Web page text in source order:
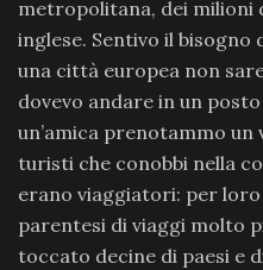
metropolitana, dei milioni
inglese. Sentivo il bisogno
una città europea non
dovevo andare in un
un’amica prenotammo
turisti che conobbi nella
erano viaggiatori: per loro
parentesi di viaggi molto
toccato decine di paesi e